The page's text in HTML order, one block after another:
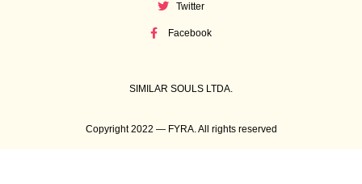
Twitter
Facebook
SIMILAR SOULS LTDA.
Copyright 2022 — FYRA. All rights reserved